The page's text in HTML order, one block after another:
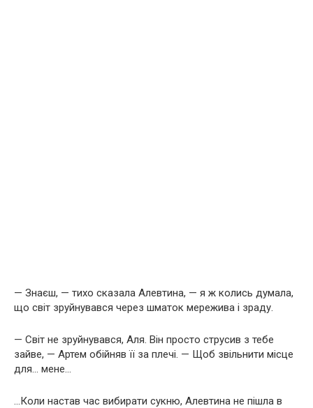
— Знаєш, — тихо сказала Алевтина, — я ж колись думала,
що світ зруйнувався через шматок мережива і зраду.
— Світ не зруйнувався, Аля. Він просто струсив з тебе
зайве, — Артем обійняв її за плечі. — Щоб звільнити місце
для… мене…
…Коли настав час вибирати сукню, Алевтина не пішла в